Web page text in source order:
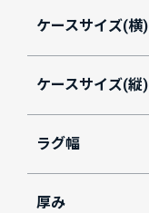
ケースサイズ(横)
ケースサイズ(縦)
ラグ幅
厚み